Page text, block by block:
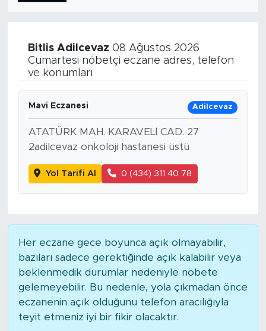
Bitlis Adilcevaz 08 Ağustos 2026
Cumartesi nöbetçi eczane adres, telefon
ve konumları
Mavi Eczanesi Adilcevaz
ATATÜRK MAH. KARAVELİ CAD. 27
2adilcevaz onkoloji hastanesi üstü
Yol Tarifi Al 0 (434) 311 40 78
Her eczane gece boyunca açık olmayabilir,
bazıları sadece gerektiğinde açık kalabilir veya
beklenmedik durumlar nedeniyle nöbete
gelemeyebilir. Bu nedenle, yola çıkmadan önce
eczanenin açık olduğunu telefon aracılığıyla
teyit etmeniz iyi bir fikir olacaktır.
KARİKATÜR
ANALİZ
NOSTALJİ
DİNİ
POLİTİKA
Haber Arşivi